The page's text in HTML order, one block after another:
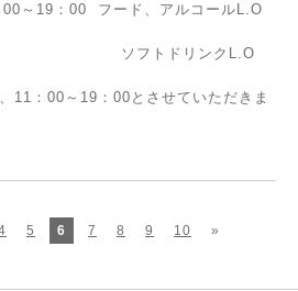
～19：00 フード、アルコールL.O
リンクL.O
11：00～19：00とさせていただきま
5 6 7 8 9 10 »